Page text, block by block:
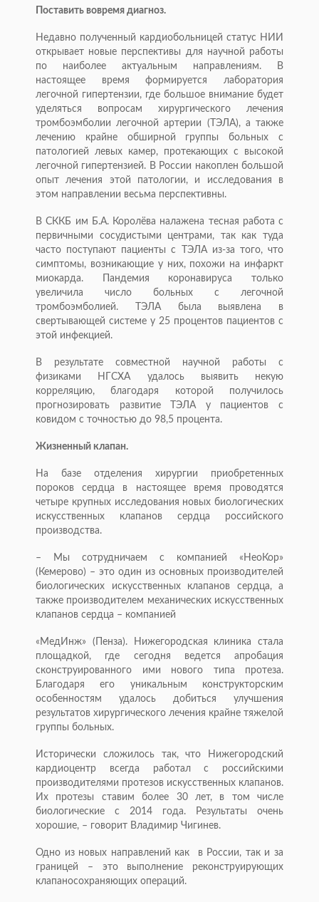
Поставить вовремя диагноз.
Недавно полученный кардиобольницей статус НИИ
открывает новые перспективы для научной работы
по наиболее актуальным направлениям. В
настоящее время формируется лаборатория
легочной гипертензии, где большое внимание будет
уделяться вопросам хирургического лечения
тромбоэмболии легочной артерии (ТЭЛА), а также
лечению крайне обширной группы больных с
патологией левых камер, протекающих с высокой
легочной гипертензией. В России накоплен большой
опыт лечения этой патологии, и исследования в
этом направлении весьма перспективны.
В СККБ им Б.А. Королёва налажена тесная работа с
первичными сосудистыми центрами, так как туда
часто поступают пациенты с ТЭЛА из-за того, что
симптомы, возникающие у них, похожи на инфаркт
миокарда. Пандемия коронавируса только
увеличила число больных с легочной
тромбоэмболией. ТЭЛА была выявлена в
свертывающей системе у 25 процентов пациентов с
этой инфекцией.
В результате совместной научной работы с
физиками НГСХА удалось выявить некую
корреляцию, благодаря которой получилось
прогнозировать развитие ТЭЛА у пациентов с
ковидом с точностью до 98,5 процента.
Жизненный клапан.
На базе отделения хирургии приобретенных
пороков сердца в настоящее время проводятся
четыре крупных исследования новых биологических
искусственных клапанов сердца российского
производства.
– Мы сотрудничаем с компанией «НеоКор»
(Кемерово) – это один из основных производителей
биологических искусственных клапанов сердца, а
также производителем механических искусственных
клапанов сердца – компанией
«МедИнж» (Пенза). Нижегородская клиника стала
площадкой, где сегодня ведется апробация
сконструированного ими нового типа протеза.
Благодаря его уникальным конструкторским
особенностям удалось добиться улучшения
результатов хирургического лечения крайне тяжелой
группы больных.
Исторически сложилось так, что Нижегородский
кардиоцентр всегда работал с российскими
производителями протезов искусственных клапанов.
Их протезы ставим более 30 лет, в том числе
биологические с 2014 года. Результаты очень
хорошие, – говорит Владимир Чигинев.
Одно из новых направлений как в России, так и за
границей – это выполнение реконструирующих
клапаносохраняющих операций.